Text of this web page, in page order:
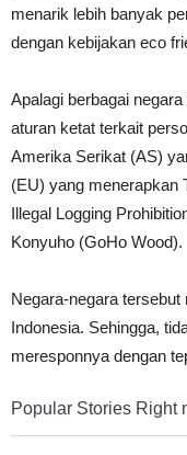
menarik lebih banyak
dengan kebijakan eco
Apalagi berbagai
aturan ketat terkait
Amerika Serikat (AS)
(EU) yang menerapkan
Illegal Logging
Konyuho (GoHo Wood).
Negara-negara
Indonesia. Sehingga,
meresponnya dengan
Popular Stories Right